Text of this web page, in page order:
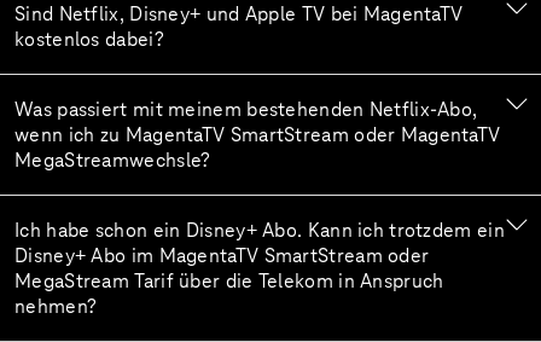
Sind Netflix, Disney+ und Apple TV bei MagentaTV
kostenlos dabei?
Was passiert mit meinem bestehenden Netflix-Abo,
wenn ich zu MagentaTV SmartStream oder MagentaTV
MegaStreamwechsle?
Ich habe schon ein Disney+ Abo. Kann ich trotzdem ein
Disney+ Abo im MagentaTV SmartStream oder
MegaStream Tarif über die Telekom in Anspruch
nehmen?